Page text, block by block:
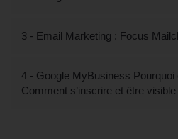
3 - Email Marketing : Focus
4 - Google MyBusiness Pourquoi
Comment s’inscrire et être visible